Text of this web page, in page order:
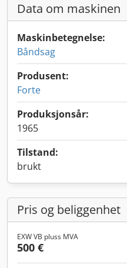
Data om maskinen
Maskinbetegnelse:
Båndsag
Produsent:
Forte
Produksjonsår:
1965
Tilstand:
brukt
Pris og beliggenhet
EXW VB pluss MVA
500 €